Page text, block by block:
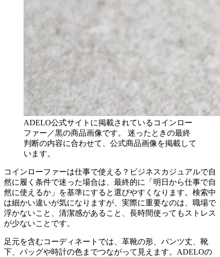
ADELO公式サイトに掲載されているコインロー
ファー／黒の商品画像です。 迷ったときの最終
判断の内容に合わせて、公式商品画像を掲載して
います。
コインローファーは仕事で使える？ビジネスカジュアルで自
然に履く条件で迷った場合は、最終的に「明日から仕事で自
然に使えるか」を基準にすると選びやすくなります。検索中
は細かい違いが気になりますが、実際に重要なのは、職場で
浮かないこと、清潔感があること、長時間使ってもストレス
が少ないことです。
足元を含むコーディネートでは、革靴の形、パンツ丈、靴
下、バッグや時計の色までつながって見えます。ADELOの